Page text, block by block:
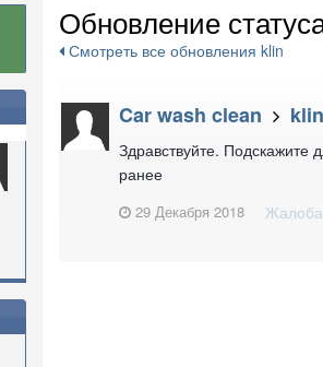
Обновление
Смотреть все обновления klin
Car wash clean klin
Здравствуйте. Подскажите
ранее
29 Декабря 2018 Жалоба